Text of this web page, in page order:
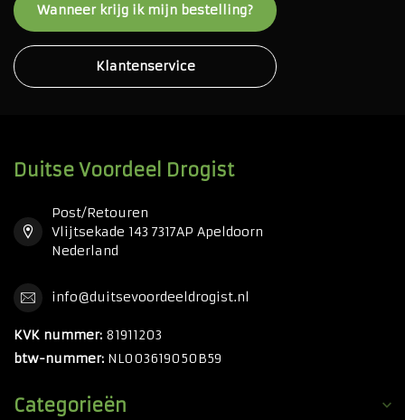
Wanneer krijg ik mijn bestelling?
Klantenservice
Duitse Voordeel Drogist
Post/Retouren
Vlijtsekade 143 7317AP Apeldoorn
Nederland
info@duitsevoordeeldrogist.nl
KVK nummer: 81911203
btw-nummer: NL003619050B59
Categorieën